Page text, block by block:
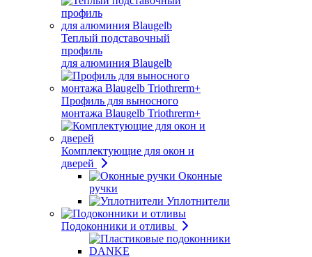
Теплый подставочный
профиль
для алюминия Blaugelb
Профиль для выносного
монтажа Blaugelb Triothrerm+
Комплектующие для окон и
дверей
Оконные
ручки
Уплотнители
Подоконники и отливы